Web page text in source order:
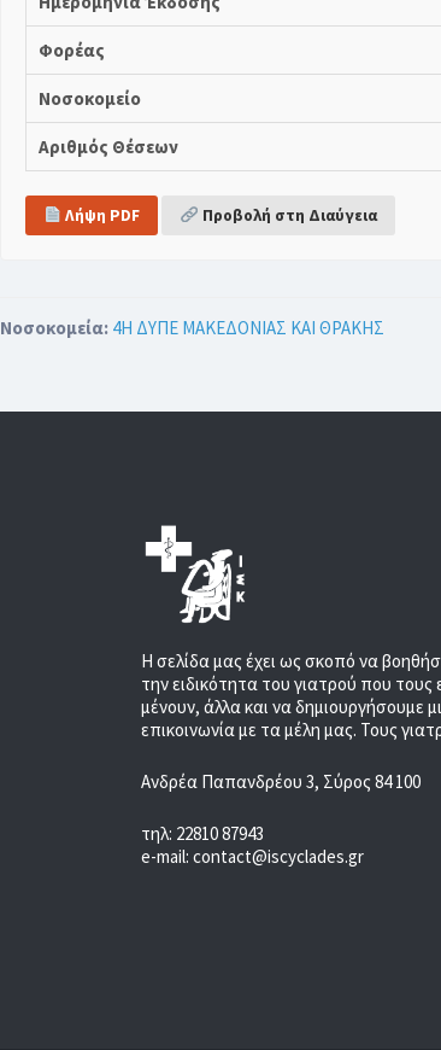
Φορέας
Νοσοκομείο
Αριθμός Θέσεων
Λήψη PDF Προβολή στη Διαύγεια
Νοσοκομεία: 4Η ΔΥΠΕ ΜΑΚΕΔΟΝΙΑΣ ΚΑΙ ΘΡΑΚΗΣ
Η σελίδα μας έχει ως σκοπό να
την ειδικότητα του γιατρού που τους
μένουν, άλλα και να δημιουργήσουμε
επικοινωνία με τα μέλη μας. Τους
Ανδρέα Παπανδρέου 3, Σύρος 84 100
τηλ: 22810 87943
e-mail: contact@iscyclades.gr